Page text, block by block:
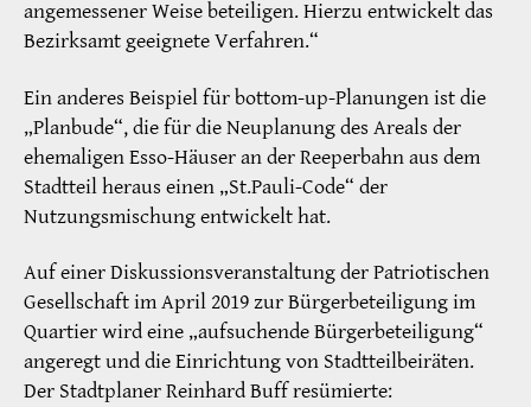
angemessener Weise beteiligen. Hierzu entwickelt das
Bezirksamt geeignete Verfahren.“
Ein anderes Beispiel für bottom-up-Planungen ist die
„Planbude“, die für die Neuplanung des Areals der
ehemaligen Esso-Häuser an der Reeperbahn aus dem
Stadtteil heraus einen „St.Pauli-Code“ der
Nutzungsmischung entwickelt hat.
Auf einer Diskussionsveranstaltung der Patriotischen
Gesellschaft im April 2019 zur Bürgerbeteiligung im
Quartier wird eine „aufsuchende Bürgerbeteiligung“
angeregt und die Einrichtung von Stadtteilbeiräten.
Der Stadtplaner Reinhard Buff resümierte: